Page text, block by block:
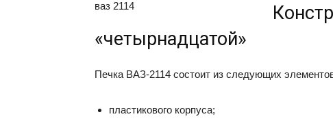
«четырнадцатой»
Печка ВАЗ-2114 состоит из следующих
пластикового корпуса;